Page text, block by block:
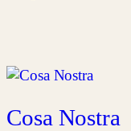
Cosa Nostra